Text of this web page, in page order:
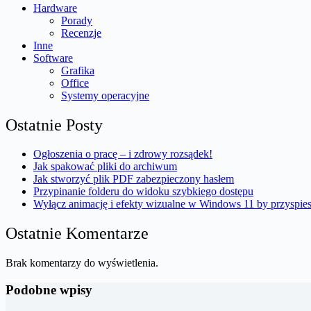
Hardware
Porady
Recenzje
Inne
Software
Grafika
Office
Systemy operacyjne
Ostatnie Posty
Ogłoszenia o pracę – i zdrowy rozsądek!
Jak spakować pliki do archiwum
Jak stworzyć plik PDF zabezpieczony hasłem
Przypinanie folderu do widoku szybkiego dostępu
Wyłącz animację i efekty wizualne w Windows 11 by
Ostatnie Komentarze
Brak komentarzy do wyświetlenia.
Podobne wpisy